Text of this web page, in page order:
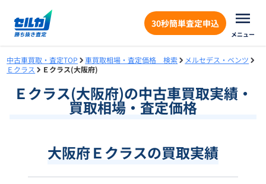
30秒簡単査定申込
メニュー
中古車買取・査定TOP 車買取相場・査定価格 検索
メルセデス・ベンツ
Ｅクラス
Ｅクラス(大阪府)
Ｅクラス(大阪府)の中古車買取実績・
買取相場・査定価格
大阪府Ｅクラスの買取実績